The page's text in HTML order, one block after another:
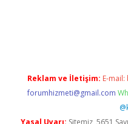
Reklam ve İletişim: E-mail:
forumhizmeti@gmail.com
Yasal Uyarı: Sitemiz, 5651